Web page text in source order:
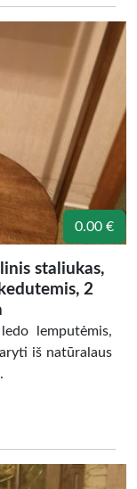
0.00 €
staliukas,
2
lemputėmis,
iš natūralaus